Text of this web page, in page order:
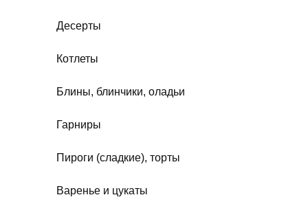
Десерты
Котлеты
Блины, блинчики, оладьи
Гарниры
Пироги (сладкие), торты
Варенье и цукаты